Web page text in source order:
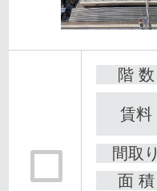
階 数
賃料
間取り
面 積